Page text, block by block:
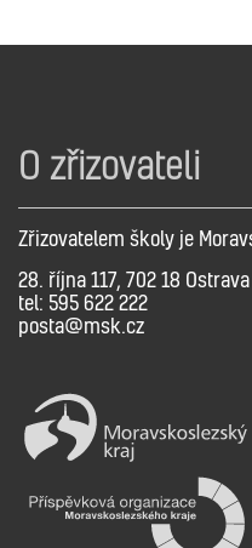
O zřizovateli
Zřizovatelem školy je
28. října 117, 702 18 Ostrava
tel: 595 622 222
posta@msk.cz